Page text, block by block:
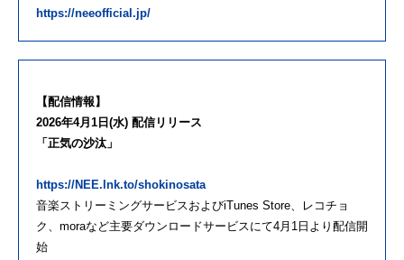
https://neeofficial.jp/
【配信情報】
2026年4月1日(水) 配信リリース
「正気の沙汰」
https://NEE.lnk.to/shokinosata
音楽ストリーミングサービスおよびiTunes Store、レコチョ
ク、moraなど主要ダウンロードサービスにて4月1日より配信開
始